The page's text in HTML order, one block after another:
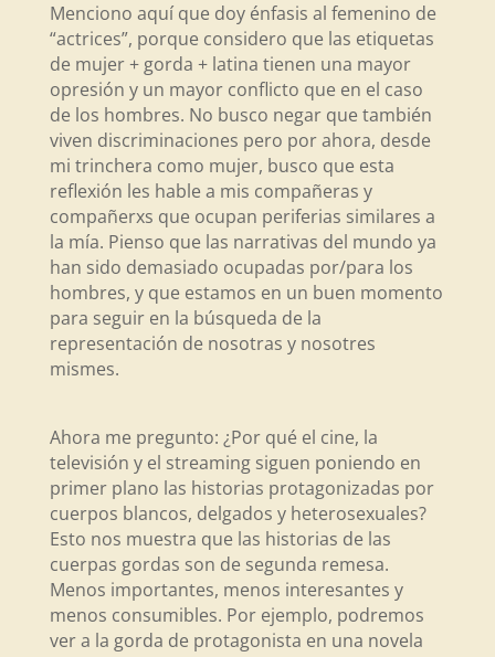
Menciono aquí que doy énfasis al femenino de
“actrices”, porque considero que las etiquetas
de mujer + gorda + latina tienen una mayor
opresión y un mayor conflicto que en el caso
de los hombres. No busco negar que también
viven discriminaciones pero por ahora, desde
mi trinchera como mujer, busco que esta
reflexión les hable a mis compañeras y
compañerxs que ocupan periferias similares a
la mía. Pienso que las narrativas del mundo ya
han sido demasiado ocupadas por/para los
hombres, y que estamos en un buen momento
para seguir en la búsqueda de la
representación de nosotras y nosotres
mismes.
Ahora me pregunto: ¿Por qué el cine, la
televisión y el streaming siguen poniendo en
primer plano las historias protagonizadas por
cuerpos blancos, delgados y heterosexuales?
Esto nos muestra que las historias de las
cuerpas gordas son de segunda remesa.
Menos importantes, menos interesantes y
menos consumibles. Por ejemplo, podremos
ver a la gorda de protagonista en una novela